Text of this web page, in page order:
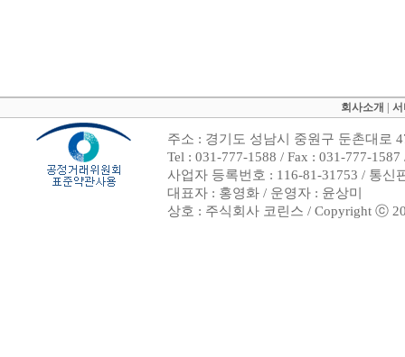
회사소개
주소 : 경기도 성남시 중원구 둔촌대로
Tel : 031-777-1588 / Fax : 031-777-
사업자 등록번호 : 116-81-31753 / 통신
대표자 : 홍영화 / 운영자 : 윤상미
상호 : 주식회사 코린스 / Copyright ⓒ